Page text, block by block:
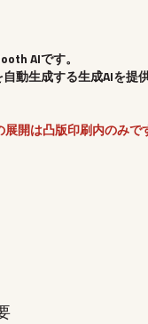
AIです。
動生成する生成AIを
開は凸版印刷内のみ